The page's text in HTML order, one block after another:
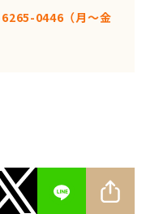
0446（月〜金